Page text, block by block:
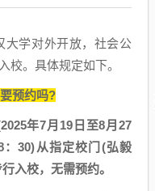
大学对外开放，社会公
校。具体规定如下。
预约吗?
年7月19日至8月27
：30)从指定校门(弘毅
入校，无需预约。